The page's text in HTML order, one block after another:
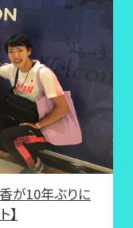
が10年ぶりに